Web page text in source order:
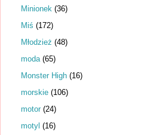
Minionek (36)
Miś (172)
Młodzież (48)
moda (65)
Monster High (16)
morskie (106)
motor (24)
motyl (16)